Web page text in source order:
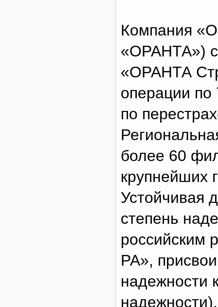
Компания
«ОРАНТА»)
«ОРАНТА
операции по
по
более 60
крупнейших
Устойчивая
степень
российским
РА»,
надежности
надежности).